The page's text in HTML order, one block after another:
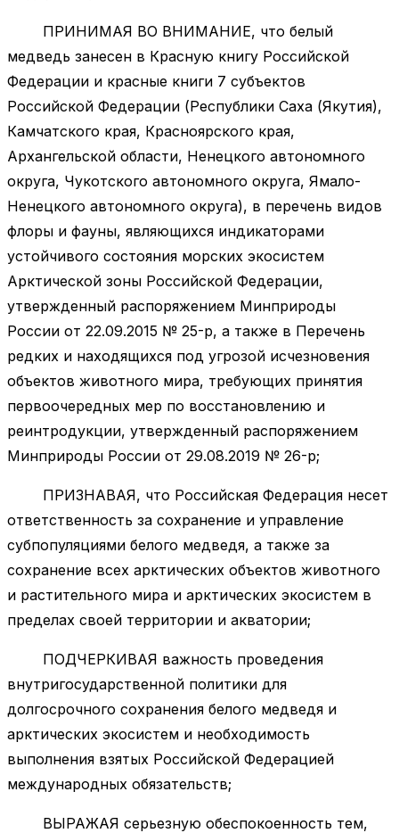
ПРИНИМАЯ ВО ВНИМАНИЕ, что белый
медведь занесен в Красную книгу Российской
Федерации и красные книги 7 субъектов
Российской Федерации (Республики Саха (Якутия),
Камчатского края, Красноярского края,
Архангельской области, Ненецкого автономного
округа, Чукотского автономного округа, Ямало-
Ненецкого автономного округа), в перечень видов
флоры и фауны, являющихся индикаторами
устойчивого состояния морских экосистем
Арктической зоны Российской Федерации,
утвержденный распоряжением Минприроды
России от 22.09.2015 № 25-р, а также в Перечень
редких и находящихся под угрозой исчезновения
объектов животного мира, требующих принятия
первоочередных мер по восстановлению и
реинтродукции, утвержденный распоряжением
Минприроды России от 29.08.2019 № 26-р;
ПРИЗНАВАЯ, что Российская Федерация несет
ответственность за сохранение и управление
субпопуляциями белого медведя, а также за
сохранение всех арктических объектов животного
и растительного мира и арктических экосистем в
пределах своей территории и акватории;
ПОДЧЕРКИВАЯ важность проведения
внутригосударственной политики для
долгосрочного сохранения белого медведя и
арктических экосистем и необходимость
выполнения взятых Российской Федерацией
международных обязательств;
ВЫРАЖАЯ серьезную обеспокоенность тем,